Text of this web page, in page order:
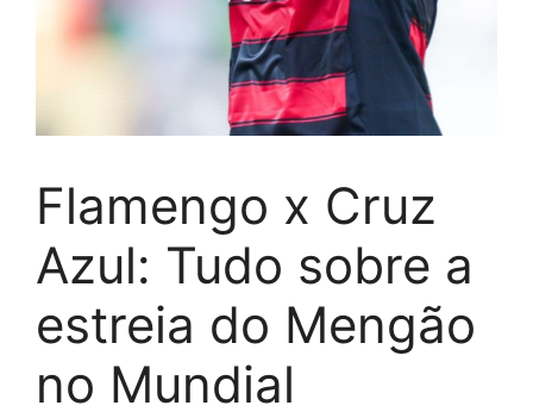
Flamengo x Cruz
Azul: Tudo sobre a
estreia do Mengão
no Mundial